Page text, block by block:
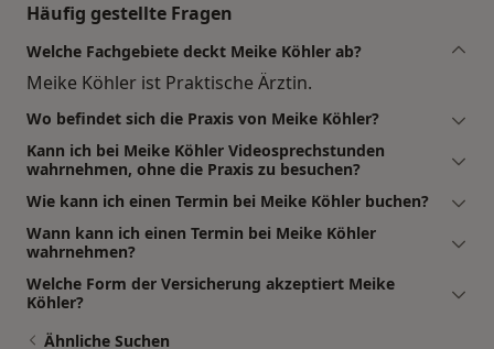
Häufig gestellte Fragen
Welche Fachgebiete deckt Meike Köhler ab?
Meike Köhler ist Praktische Ärztin.
Wo befindet sich die Praxis von Meike Köhler?
Kann ich bei Meike Köhler Videosprechstunden
wahrnehmen, ohne die Praxis zu besuchen?
Wie kann ich einen Termin bei Meike Köhler buchen?
Wann kann ich einen Termin bei Meike Köhler
wahrnehmen?
Welche Form der Versicherung akzeptiert Meike
Köhler?
Ähnliche Suchen